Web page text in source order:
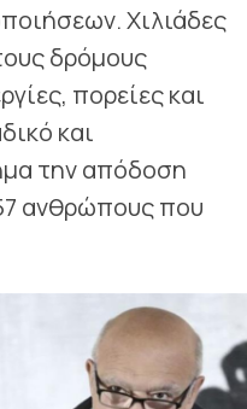
Χιλιάδες
δρόμους
πορείες και
και
την απόδοση
ανθρώπους που